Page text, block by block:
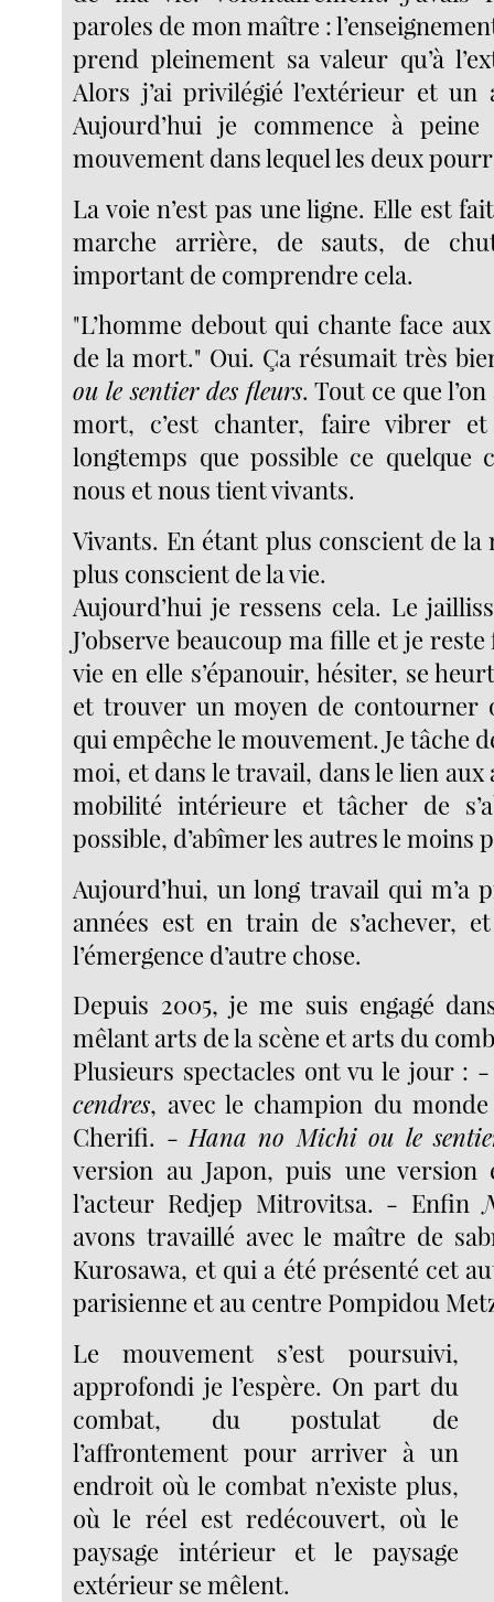
paroles de mon maître :
prend pleinement sa valeur qu’à
Alors j’ai privilégié l’extérieur et un
Aujourd’hui je commence à
mouvement dans lequel les deux
La voie n’est pas une ligne. Elle est
marche arrière, de sauts, de
important de comprendre cela.
"L’homme debout qui chante face
de la mort." Oui. Ça résumait très
ou le sentier des fleurs. Tout ce que
mort, c’est chanter, faire vibrer
longtemps que possible ce quelque
nous et nous tient vivants.
Vivants. En étant plus conscient de
plus conscient de la vie.
Aujourd’hui je ressens cela. Le
J’observe beaucoup ma fille et je reste
vie en elle s’épanouir, hésiter, se
et trouver un moyen de contourner
qui empêche le mouvement. Je tâche
moi, et dans le travail, dans le lien
mobilité intérieure et tâcher de
possible, d’abîmer les autres le moins
Aujourd’hui, un long travail qui m’a
années est en train de s’achever,
l’émergence d’autre chose.
Depuis 2005, je me suis engagé
mêlant arts de la scène et arts du
Plusieurs spectacles ont vu le jour :
cendres, avec le champion du
Cherifi. -Hana no Michi ou le
version au Japon, puis une version
l’acteur Redjep Mitrovitsa. - Enfin
avons travaillé avec le maître de
Kurosawa, et qui a été présenté cet
parisienne et au centre Pompidou
Le mouvement s’est poursuivi,
approfondi je l’espère. On part du
combat, du postulat de
l’affrontement pour arriver à un
endroit où le combat n’existe plus,
où le réel est redécouvert, où le
paysage intérieur et le paysage
extérieur se mêlent.